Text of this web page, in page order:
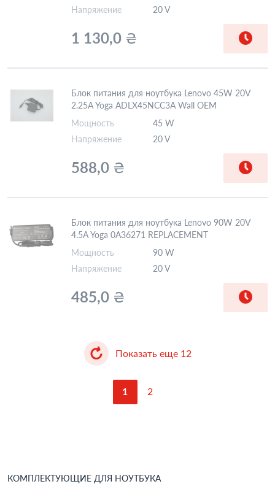
Напряжение
20 V
1 130,0 ₴
Блок питания для ноутбука Lenovo 45W 20V
2.25A Yoga ADLX45NCC3A Wall OEM
Мощность
45 W
Напряжение
20 V
588,0 ₴
Блок питания для ноутбука Lenovo 90W 20V
4.5A Yoga 0A36271 REPLACEMENT
Мощность
90 W
Напряжение
20 V
485,0 ₴
Показать еще 12
1 2
КОМПЛЕКТУЮЩИЕ ДЛЯ НОУТБУКА